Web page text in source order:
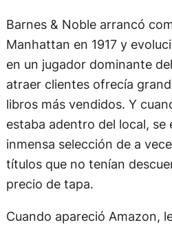
Barnes & Noble arrancó
Manhattan en 1917 y
en un jugador dominante
atraer clientes ofrecía
libros más vendidos. Y
estaba adentro del local,
inmensa selección de a
títulos que no tenían
precio de tapa.
Cuando apareció Amazon,